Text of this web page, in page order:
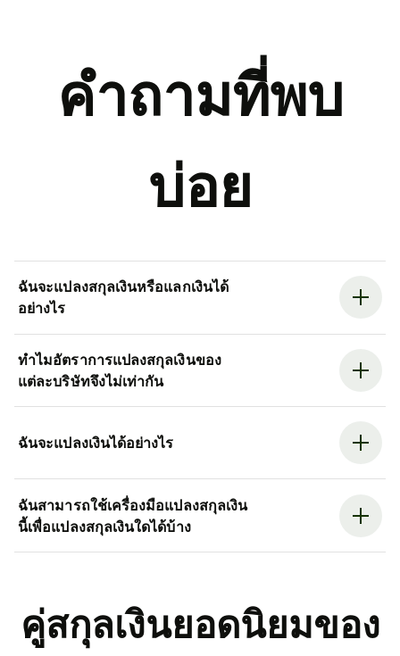
คำถามที่พบ
บ่อย
ฉันจะแปลงสกุลเงินหรือแลกเงินได้
อย่างไร
ทำไมอัตราการแปลงสกุลเงินของ
แต่ละบริษัทจึงไม่เท่ากัน
ฉันจะแปลงเงินได้อย่างไร
ฉันสามารถใช้เครื่องมือแปลงสกุลเงิน
นี้เพื่อแปลงสกุลเงินใดได้บ้าง
คู่สกุลเงินยอดนิยมของ